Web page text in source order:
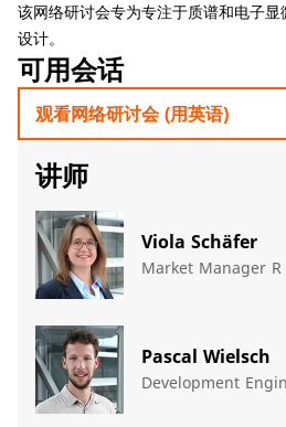
该网络研讨会专为专注于质谱和电子
设计。
可用会话
观看网络研讨会 (用英语)
讲师
Viola Schäfer
Market Manager R
Pascal Wielsch
Development